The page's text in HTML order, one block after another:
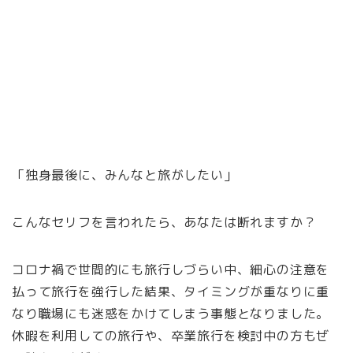
「独身最後に、みんなと旅がしたい」
こんなセリフを言われたら、あなたは断れますか？
コロナ禍で世間的にも旅行しづらい中、細心の注意を
払って旅行を強行した結果、タイミングが重なりに重
なり職場にも迷惑をかけてしまう事態となりました。
休暇を利用しての旅行や、卒業旅行を検討中の方もぜ